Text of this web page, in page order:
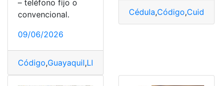
– teléfono fijo o
convencional.
09/06/2026
Código,Guayaquil,Llamadas
Cédula,Código,Cuidar